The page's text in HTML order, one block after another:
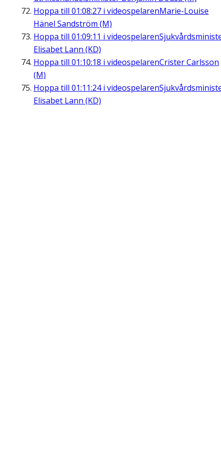
Hoppa till 01:08:27 i videospelarenMarie-Louise
Hänel Sandström (M)
Hoppa till 01:09:11 i videospelaren
Elisabet Lann (KD)
Hoppa till 01:10:18 i videospelarenCrister Carlsson
(M)
Hoppa till 01:11:24i videospelaren
Elisabet Lann (KD)